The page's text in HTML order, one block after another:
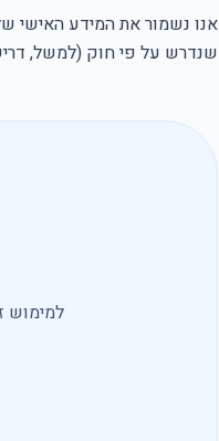
אנו נשמור את המידע האישי
שנדרש על פי חוק (למשל,
למימוש